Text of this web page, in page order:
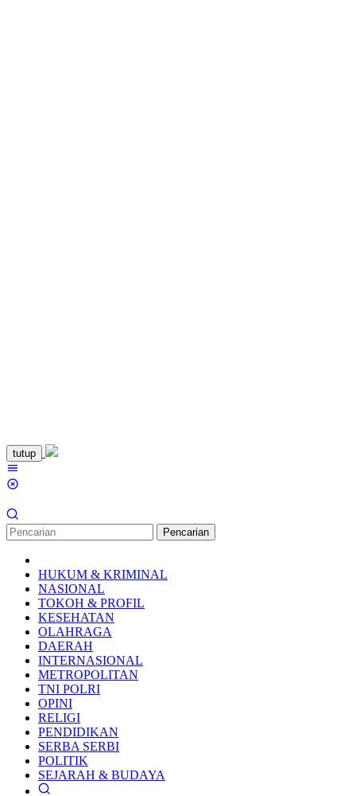
Loncat
ke
konten
tutup
Pencarian
HUKUM & KRIMINAL
NASIONAL
TOKOH & PROFIL
KESEHATAN
OLAHRAGA
DAERAH
INTERNASIONAL
METROPOLITAN
TNI POLRI
OPINI
RELIGI
PENDIDIKAN
SERBA SERBI
POLITIK
SEJARAH & BUDAYA